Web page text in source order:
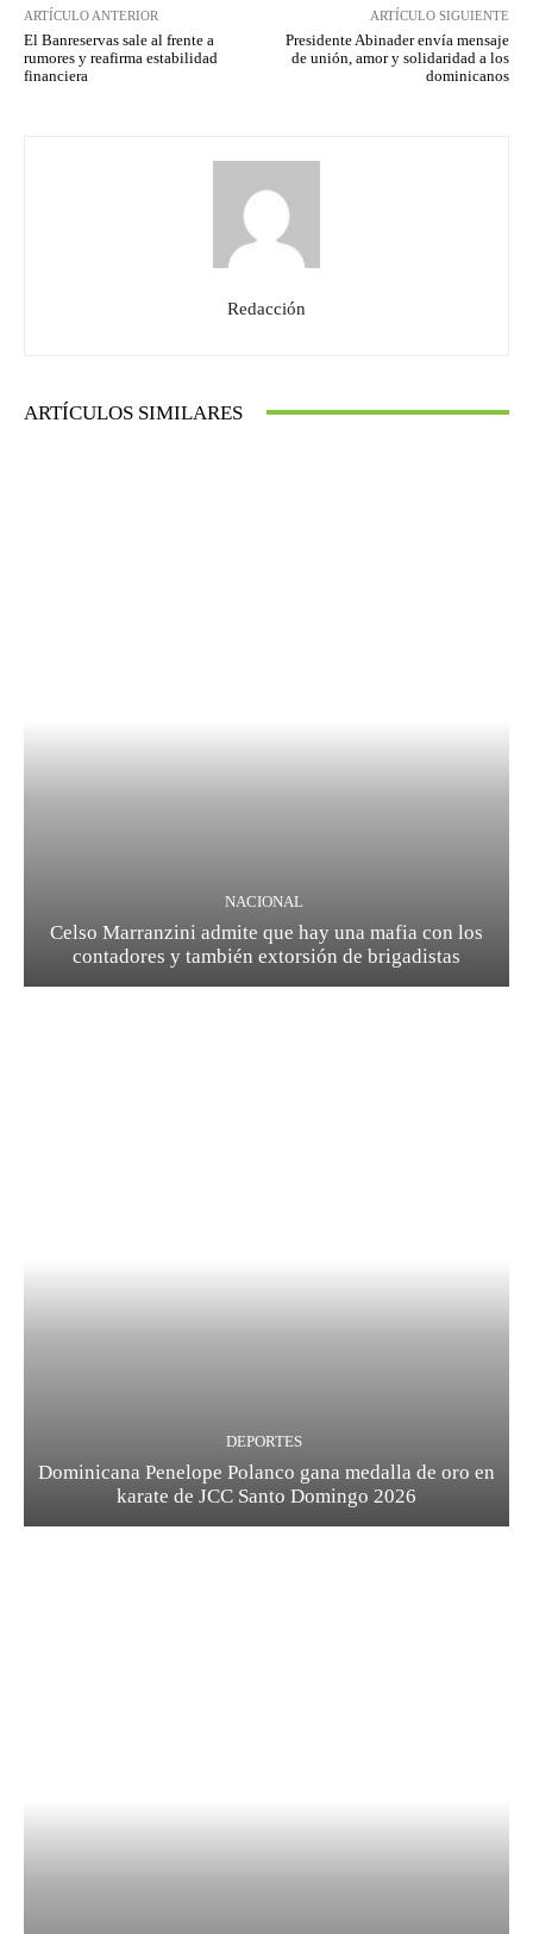
ARTÍCULO ANTERIOR
El Banreservas sale al frente a
rumores y reafirma estabilidad
financiera
ARTÍCULO SIGUIENTE
Presidente Abinader envía mensaje
de unión, amor y solidaridad a los
dominicanos
Redacción
ARTÍCULOS SIMILARES
NACIONAL
Celso Marranzini admite que hay una mafia con los
contadores y también extorsión de brigadistas
DEPORTES
Dominicana Penelope Polanco gana medalla de oro en
karate de JCC Santo Domingo 2026